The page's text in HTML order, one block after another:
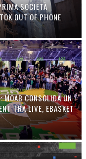
SOCIETÀ
OUT OF PHONE
CONSOLIDA UN
TRA LIVE, EBASKET